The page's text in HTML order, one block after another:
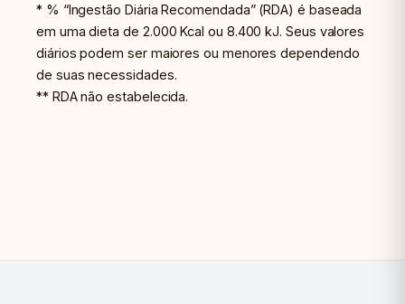
* % “Ingestão Diária Recomendada” (RDA) é baseada
em uma dieta de 2.000 Kcal ou 8.400 kJ. Seus valores
diários podem ser maiores ou menores dependendo
de suas necessidades.
** RDA não estabelecida.